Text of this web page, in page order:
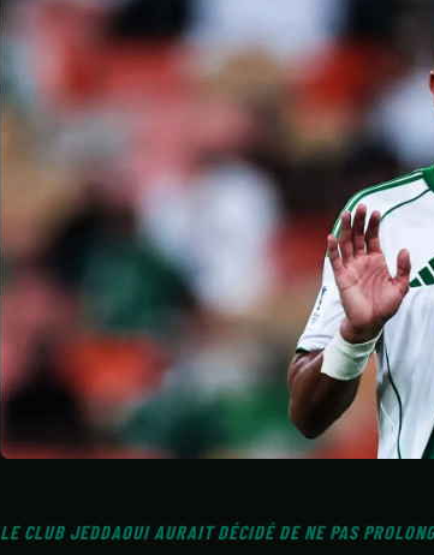
LE CLUB JEDDAOUI AURAIT DÉCIDÉ DE NE PAS